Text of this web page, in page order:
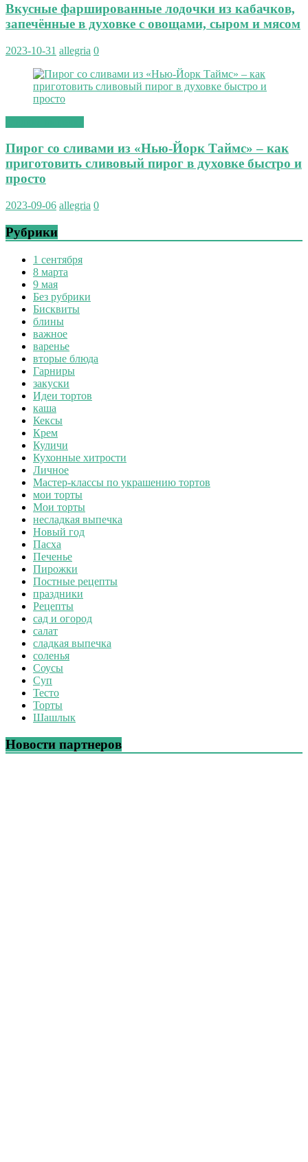
Вкусные фаршированные лодочки из кабачков,
запечённые в духовке с овощами, сыром и мясом
2023-10-31 allegria 0
Пирог со сливами из «Нью-Йорк Таймс» – как
приготовить сливовый пирог в духовке быстро и
просто
2023-09-06 allegria 0
Рубрики
1 сентября
8 марта
9 мая
Без рубрики
Бисквиты
блины
важное
варенье
вторые блюда
Гарниры
закуски
Идеи тортов
каша
Кексы
Крем
Куличи
Кухонные хитрости
Личное
Мастер-классы по украшению тортов
мои торты
Мои торты
несладкая выпечка
Новый год
Пасха
Печенье
Пирожки
Постные рецепты
праздники
Рецепты
сад и огород
салат
сладкая выпечка
соленья
Соусы
Суп
Тесто
Торты
Шашлык
Новости партнеров